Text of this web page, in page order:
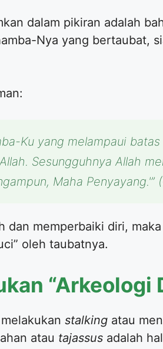
dalam pikiran adalah
Nya yang bertaubat,
Ku yang melampaui
Sesungguhnya Allah
Maha Penyayang.'”
dan memperbaiki diri,
oleh taubatnya.
“Arkeologi
stalking atau
atau tajassus adalah